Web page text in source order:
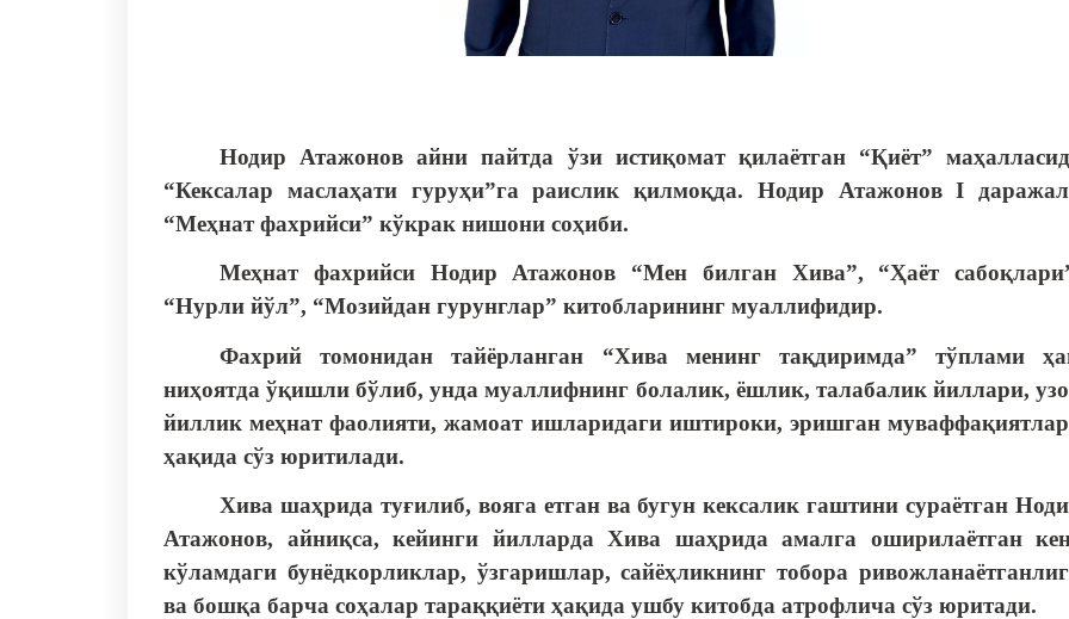
Нодир Атажонов айни пайтда ўзи истиқомат қилаётган “Қиёт”
“Кексалар маслаҳати гуруҳи”га раислик қилмоқда. Нодир Атажонов I
“Меҳнат фахрийси” кўкрак нишони соҳиби.
Меҳнат фахрийси Нодир Атажонов “Мен билган Хива”, “Ҳаёт
“Нурли йўл”, “Мозийдан гурунглар” китобларининг муаллифидир.
Фахрий томонидан тайёрланган “Хива менинг тақдиримда” тўплами
ниҳоятда ўқишли бўлиб, унда муаллифнинг болалик, ёшлик, талабалик йиллари,
йиллик меҳнат фаолияти, жамоат ишларидаги иштироки, эришган
ҳақида сўз юритилади.
Хива шаҳрида туғилиб, вояга етган ва бугун кексалик гаштини сураётган
Атажонов, айниқса, кейинги йилларда Хива шаҳрида амалга оширилаётган
кўламдаги бунёдкорликлар, ўзгаришлар, сайёҳликнинг тобора
ва бошқа барча соҳалар тараққиёти ҳақида ушбу китобда атрофлича сўз юритади.